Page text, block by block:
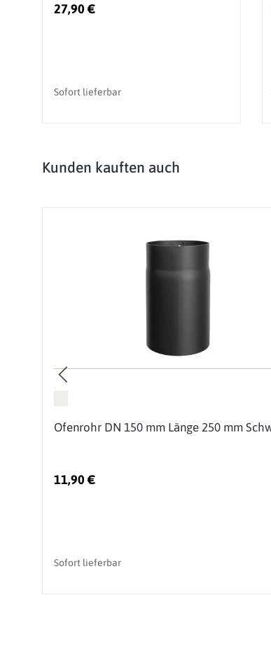
27,90 €
Sofort lieferbar
Produktgalerie überspringen
Kunden kauften auch
Ofenrohr DN 150 mm Länge 250 mm
11,90 €
Sofort lieferbar